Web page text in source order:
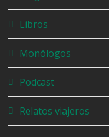
Libros
Monólogos
Podcast
Relatos viajeros